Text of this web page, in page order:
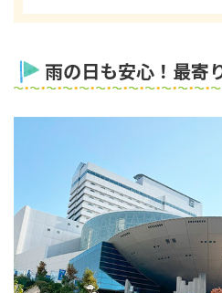
雨の日も安心！最寄